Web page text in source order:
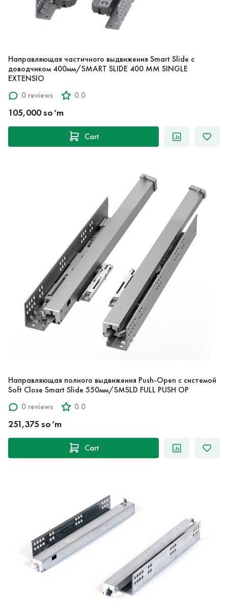
Направляющая частичного выдвижения Smart Slide с
доводчиком 400мм/SMART SLIDE 400 MM SINGLE
EXTENSIO
0 reviews
0.0
105,000 so‘m
Cart
Направляющая полного выдвижения Push-Open с системой
Soft Close Smart Slide 550мм/SMSLD FULL PUSH OP
0 reviews
0.0
251,375 so‘m
Cart